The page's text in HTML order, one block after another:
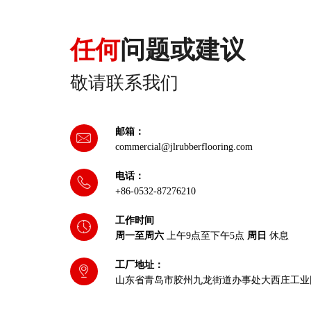
任何问题或建议
敬请联系我们
邮箱：
commercial@jlrubberflooring.com
电话：
+86-0532-87276210
工作时间
周一至周六 上午9点至下午5点 周日 休息
工厂地址：
山东省青岛市胶州九龙街道办事处大西庄工